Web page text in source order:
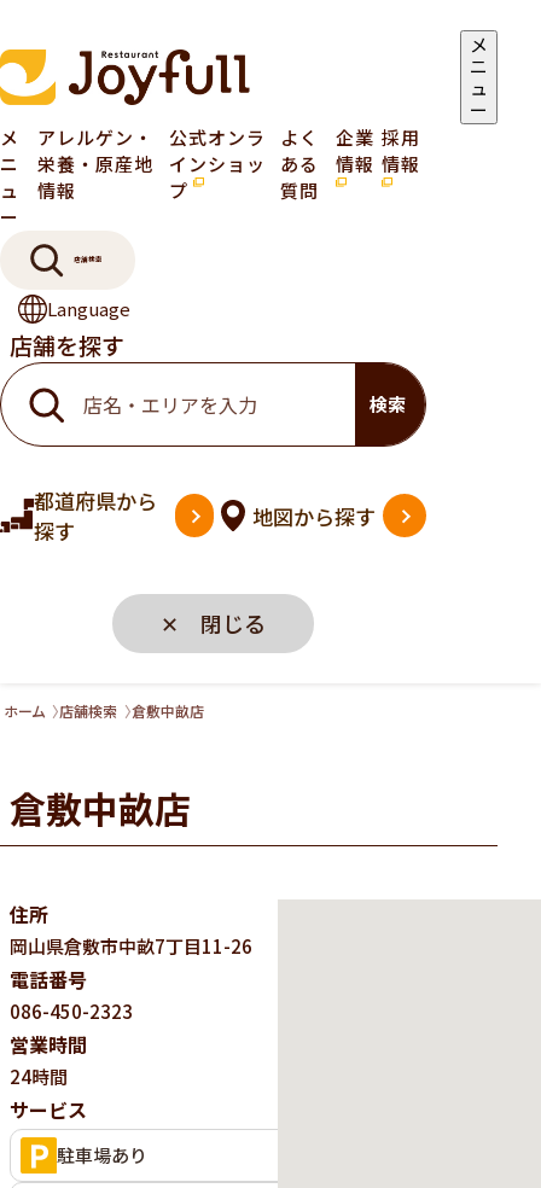
メ
ニ
ュ
ー
メ
ニ
ュ
ー
アレルゲン・
栄養・原産地
情報
公式オンラ
インショッ
プ
よく
ある
質問
企業
情報
採用
情報
店舗検索
Language
店舗を探す
検索
都道府県から
探す
地図から探す
✕ 閉じる
ホーム 店舗検索 倉敷中畝店
倉敷中畝店
住所
岡山県倉敷市中畝7丁目11-26
電話番号
086-450-2323
営業時間
24時間
サービス
駐車場あり